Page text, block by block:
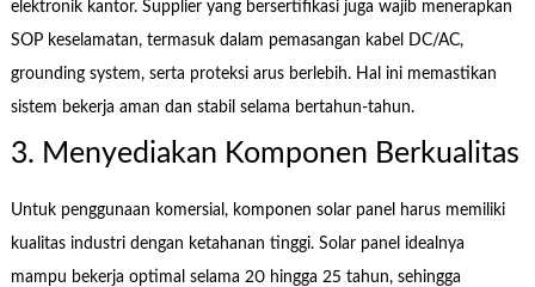
elektronik kantor. Supplier yang bersertifikasi juga wajib menerapkan
SOP keselamatan, termasuk dalam pemasangan kabel DC/AC,
grounding system, serta proteksi arus berlebih. Hal ini memastikan
sistem bekerja aman dan stabil selama bertahun-tahun.
3. Menyediakan Komponen Berkualitas
Untuk penggunaan komersial, komponen solar panel harus memiliki
kualitas industri dengan ketahanan tinggi. Solar panel idealnya
mampu bekerja optimal selama 20 hingga 25 tahun, sehingga